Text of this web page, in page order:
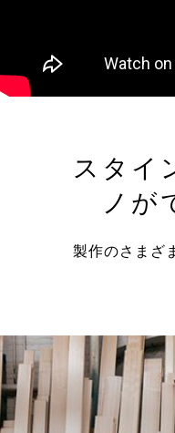
スタイ
ノが
製作のさまざ